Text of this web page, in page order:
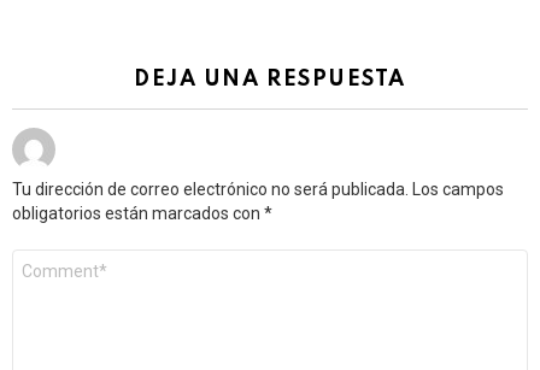
DEJA UNA RESPUESTA
Tu dirección de correo electrónico no será publicada.
Los campos
obligatorios están marcados con *